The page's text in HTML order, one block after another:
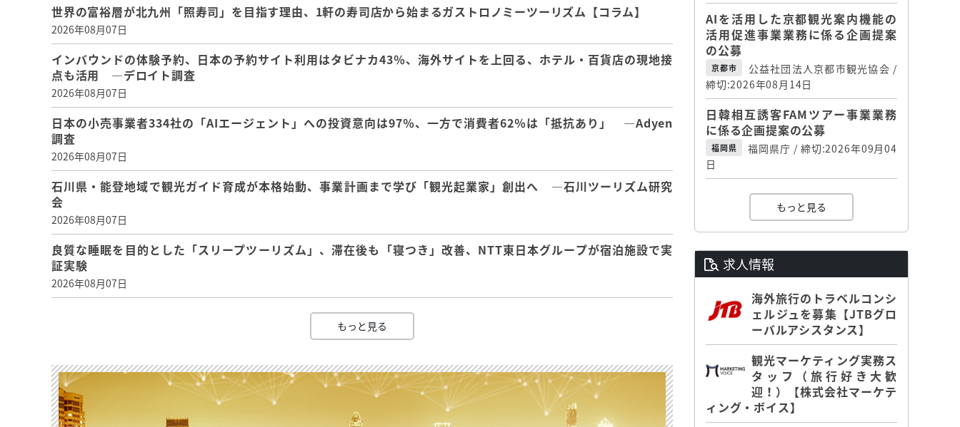
世界の富裕層が北九州「照寿司」を目指す理由、1軒の寿司店から始まるガストロノミーツーリズム【コラム】
2026年08月07日
インバウンドの体験予約、日本の予約サイト利用はタビナカ43％、海外サイトを上回る、ホテル・百貨店の現地接
点も活用 ―デロイト調査
2026年08月07日
日本の小売事業者334社の「AIエージェント」への投資意向は97％、一方で消費者62％は「抵抗あり」 ―Adyen
調査
2026年08月07日
石川県・能登地域で観光ガイド育成が本格始動、事業計画まで学び「観光起業家」創出へ ―石川ツーリズム研究
会
2026年08月07日
良質な睡眠を目的とした「スリープツーリズム」、滞在後も「寝つき」改善、NTT東日本グループが宿泊施設で実
証実験
2026年08月07日
もっと見る
AIを活用した京都観光案内機能の
活用促進事業業務に係る企画提案
の公募
京都市
公益社団法人京都市観光協会 /
締切:2026年08月14日
日韓相互誘客FAMツアー事業業務
に係る企画提案の公募
福岡県
福岡県庁 / 締切:2026年09月04
日
もっと見る
求人情報
海外旅行のトラベルコンシ
ェルジュを募集【JTBグロ
ーバルアシスタンス】
観光マーケティング実務ス
タッフ（旅行好き大歓
迎！）【株式会社マーケテ
ィング・ボイス】